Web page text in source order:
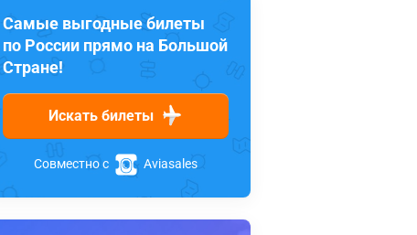
Самые выгодные билеты
по России прямо на Большой
Стране!
Искать билеты
Совместно с Aviasales